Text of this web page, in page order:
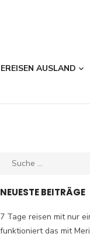
AUSLAND
Search
NEUESTE BEITRÄGE
7 Tage reisen mit nur
funktioniert das mit